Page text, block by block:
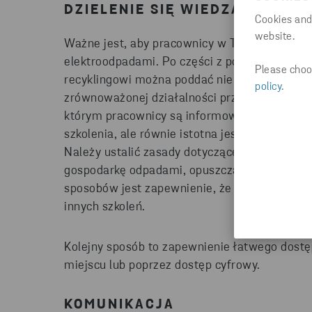
Cookies
website.
Please
policy.
DZIELENIE SIĘ WIEDZĄ
Ważne jest, aby pracownicy w Twojej firmie
elektroodpadami. Po części z powodów
recyklingowi można poddać niemal wszystkie
zrównoważonej działalności przez Twoje
którym pracownicy są informowani o
szkolenia, ale równie istotna jest procedura
Należy ustalić zasady dotyczące
gospodarkę odpadami, opuszczają firmę -
sposobów jest zapewnienie, że szkolenia w
innych szkoleń.
Kolejny sposób to zapewnienie łatwego
miejscu lub poprzez dostęp cyfrowy.
KOMUNIKACJA